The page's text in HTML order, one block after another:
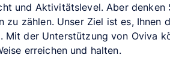
und Aktivitätslevel. Aber denken
zählen. Unser Ziel ist es, Ihnen
Mit der Unterstützung von Oviva
erreichen und halten.